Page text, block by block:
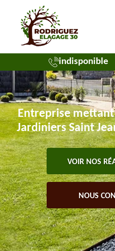
indisponible
Entreprise
Jardiniers Saint
VOIR NOS
NOUS